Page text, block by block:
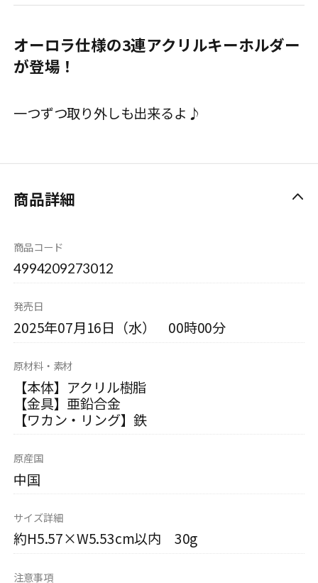
オーロラ仕様の3連アクリルキーホルダー
が登場！
一つずつ取り外しも出来るよ♪
商品詳細
商品コード
4994209273012
発売日
2025年07月16日（水） 00時00分
原材料・素材
【本体】アクリル樹脂
【金具】亜鉛合金
【ワカン・リング】鉄
原産国
中国
サイズ詳細
約H5.57×W5.53cm以内 30g
注意事項